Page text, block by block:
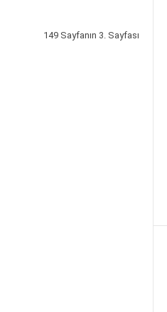
149 Sayfanın 3. Sayfası